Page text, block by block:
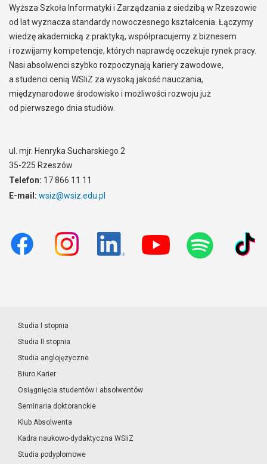
Wyższa Szkoła Informatyki i Zarządzania z siedzibą w Rzeszowie
od lat wyznacza standardy nowoczesnego kształcenia. Łączymy
wiedzę akademicką z praktyką, współpracujemy z biznesem
i rozwijamy kompetencje, których naprawdę oczekuje rynek pracy.
Nasi absolwenci szybko rozpoczynają kariery zawodowe,
a studenci cenią WSIiZ za wysoką jakość nauczania,
międzynarodowe środowisko i możliwości rozwoju już
od pierwszego dnia studiów.
ul. mjr. Henryka Sucharskiego 2
35-225 Rzeszów
Telefon: 17 866 11 11
E-mail: wsiz@wsiz.edu.pl
Studia I stopnia
Studia II stopnia
Studia anglojęzyczne
Biuro Karier
Osiągnięcia studentów i absolwentów
Seminaria doktoranckie
Klub Absolwenta
Kadra naukowo-dydaktyczna WSIiZ
Studia podyplomowe